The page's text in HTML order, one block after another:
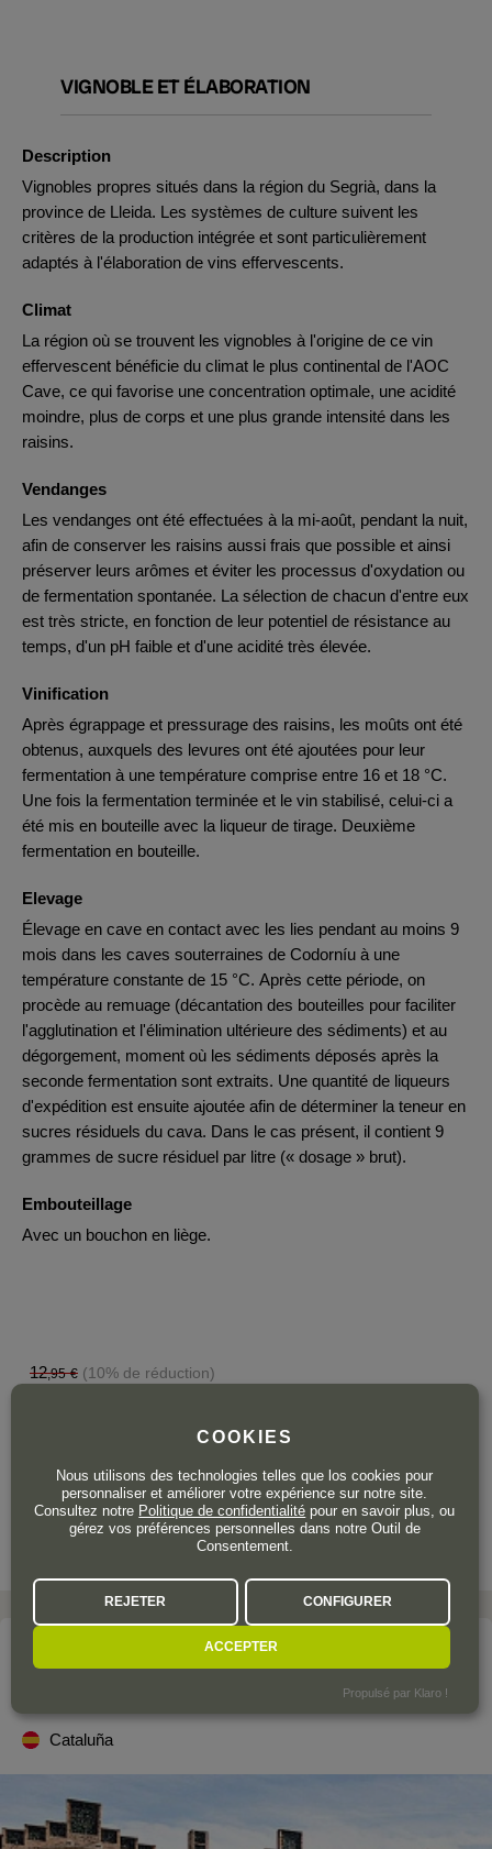
VIGNOBLE ET ÉLABORATION
Description
Vignobles propres situés dans la région du Segrià, dans la
province de Lleida. Les systèmes de culture suivent les
critères de la production intégrée et sont particulièrement
adaptés à l'élaboration de vins effervescents.
Climat
La région où se trouvent les vignobles à l'origine de ce vin
effervescent bénéficie du climat le plus continental de l'AOC
Cave, ce qui favorise une concentration optimale, une acidité
moindre, plus de corps et une plus grande intensité dans les
raisins.
Vendanges
Les vendanges ont été effectuées à la mi-août, pendant la nuit,
afin de conserver les raisins aussi frais que possible et ainsi
préserver leurs arômes et éviter les processus d'oxydation ou
de fermentation spontanée. La sélection de chacun d'entre eux
est très stricte, en fonction de leur potentiel de résistance au
temps, d'un pH faible et d'une acidité très élevée.
Vinification
Après égrappage et pressurage des raisins, les moûts ont été
obtenus, auxquels des levures ont été ajoutées pour leur
fermentation à une température comprise entre 16 et 18 °C.
Une fois la fermentation terminée et le vin stabilisé, celui-ci a
été mis en bouteille avec la liqueur de tirage. Deuxième
fermentation en bouteille.
Elevage
Élevage en cave en contact avec les lies pendant au moins 9
mois dans les caves souterraines de Codorníu à une
température constante de 15 °C. Après cette période, on
procède au remuage (décantation des bouteilles pour faciliter
l'agglutination et l'élimination ultérieure des sédiments) et au
dégorgement, moment où les sédiments déposés après la
seconde fermentation sont extraits. Une quantité de liqueurs
d'expédition est ensuite ajoutée afin de déterminer la teneur en
sucres résiduels du cava. Dans le cas présent, il contient 9
grammes de sucre résiduel par litre (« dosage » brut).
Embouteillage
Avec un bouchon en liège.
12,95 € (10% de réduction)
Cataluña
COOKIES
Nous utilisons des technologies telles que los cookies pour
personnaliser et améliorer votre expérience sur notre site.
Consultez notre Politique de confidentialité pour en savoir plus, ou
gérez vos préférences personnelles dans notre Outil de
Consentement.
REJETER CONFIGURER
ACCEPTER
Propulsé par Klaro !